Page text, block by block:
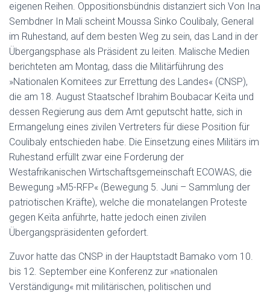
eigenen Reihen. Oppositionsbündnis distanziert sich Von Ina
Sembdner In Mali scheint Moussa Sinko Coulibaly, General
im Ruhestand, auf dem besten Weg zu sein, das Land in der
Übergangsphase als Präsident zu leiten. Malische Medien
berichteten am Montag, dass die Militärführung des
»Nationalen Komitees zur Errettung des Landes« (CNSP),
die am 18. August Staatschef Ibrahim Boubacar Keïta und
dessen Regierung aus dem Amt geputscht hatte, sich in
Ermangelung eines zivilen Vertreters für diese Position für
Coulibaly entschieden habe. Die Einsetzung eines Militärs im
Ruhestand erfüllt zwar eine Forderung der
Westafrikanischen Wirtschaftsgemeinschaft ECOWAS, die
Bewegung »M5-RFP« (Bewegung 5. Juni – Sammlung der
patriotischen Kräfte), welche die monatelangen Proteste
gegen Keïta anführte, hatte jedoch einen zivilen
Übergangspräsidenten gefordert.
Zuvor hatte das CNSP in der Hauptstadt Bamako vom 10.
bis 12. September eine Konferenz zur »nationalen
Verständigung« mit militärischen, politischen und